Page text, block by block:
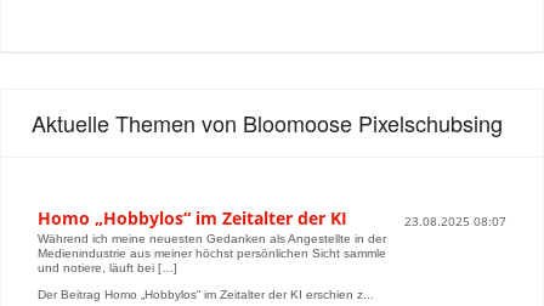
Aktuelle Themen von Bloomoose Pixelschubsing
Homo „Hobbylos“ im Zeitalter der KI 23.08.2025 08:07
Während ich meine neuesten Gedanken als Angestellte in der
Medienindustrie aus meiner höchst persönlichen Sicht sammle
und notiere, läuft bei […]
Der Beitrag Homo „Hobbylos“ im Zeitalter der KI erschien z...